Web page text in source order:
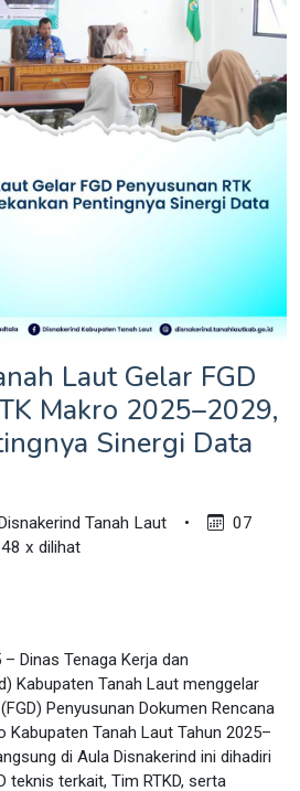
Laut Gelar FGD
Makro 2025–2029,
Sinergi Data
Tanah Laut •
07
x dilihat
Dinas Tenaga Kerja dan
Kabupaten Tanah Laut menggelar
Penyusunan Dokumen Rencana
Kabupaten Tanah Laut Tahun 2025–
di Aula Disnakerind ini dihadiri
teknis terkait, Tim RTKD, serta